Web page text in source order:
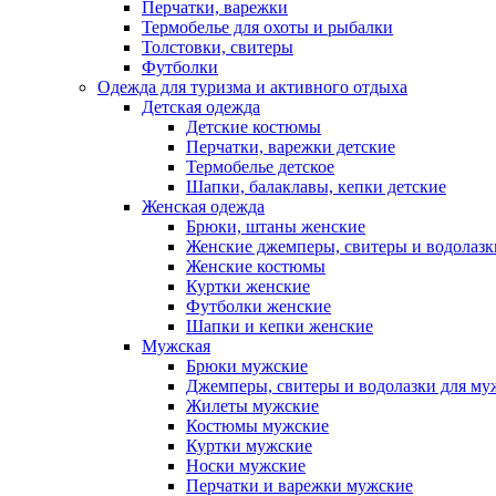
Перчатки, варежки
Термобелье для охоты и рыбалки
Толстовки, свитеры
Футболки
Одежда для туризма и активного отдыха
Детская одежда
Детские костюмы
Перчатки, варежки детские
Термобелье детское
Шапки, балаклавы, кепки детские
Женская одежда
Брюки, штаны женские
Женские джемперы, свитеры и
Женские костюмы
Куртки женские
Футболки женские
Шапки и кепки женские
Мужская
Брюки мужские
Джемперы, свитеры и водолазки для
Жилеты мужские
Костюмы мужские
Куртки мужские
Носки мужские
Перчатки и варежки мужские